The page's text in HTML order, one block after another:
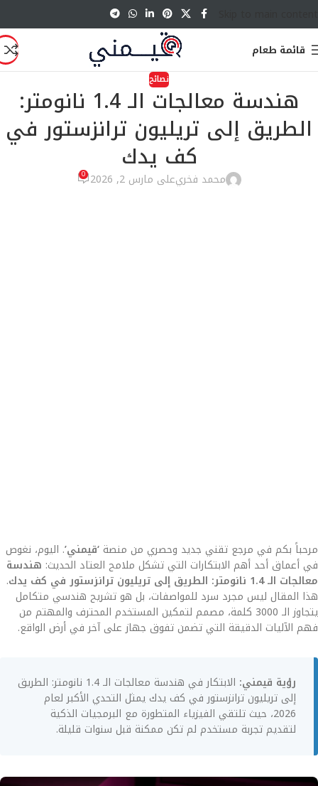
قائمة طعام
نصائح
هندسة معالجات الـ 1.4 نانومتر:
الطريق إلى تريليون ترانزستور في
كف يدك
محمد فخريعلى مارس 2, 2026 0
مرحباً بكم في مرجع تقني جديد وحصري من منصة ‘قيمني’. اليوم، نغوص
في أعماق أحد أهم الابتكارات التي تشكل ملامح العتاد الحديث: هندسة
معالجات الـ 1.4 نانومتر: الطريق إلى تريليون ترانزستور في كف يدك
.
هذا المقال ليس مجرد سرد للمواصفات، بل هو تشريح هندسي متكامل
يتجاوز الـ 3000 كلمة، مصمم لتمكين المستخدم المحترف والمهتم من
فهم الآليات الدقيقة التي تضمن تفوق جهاز على آخر في أرض الواقع.
رؤية قيمني:
الابتكار في هندسة معالجات الـ 1.4 نانومتر: الطريق
إلى تريليون ترانزستور في كف يدك يمثل التحدي الأكبر لعام
2026، حيث تلتقي الفيزياء المتطورة مع البرمجيات الذكية
لتقديم تجربة مستخدم لم تكن ممكنة قبل سنوات قليلة.